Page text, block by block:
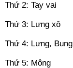
Thứ 2: Tay vai
Thứ 3: Lưng xô
Thứ 4: Lưng, Bụng
Thứ 5: Mông